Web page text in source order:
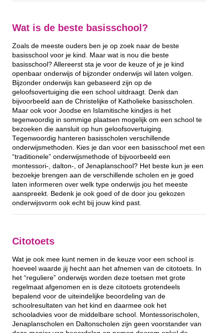
Wat is de beste basisschool?
Zoals de meeste ouders ben je op zoek naar de beste
basisschool voor je kind. Maar wat is nou die beste
basisschool? Allereerst sta je voor de keuze of je je kind
openbaar onderwijs of bijzonder onderwijs wil laten volgen.
Bijzonder onderwijs kan gebaseerd zijn op de
geloofsovertuiging die een school uitdraagt. Denk dan
bijvoorbeeld aan de Christelijke of Katholieke basisscholen.
Maar ook voor Joodse en Islamitische kindjes is het
tegenwoordig in sommige plaatsen mogelijk om een school te
bezoeken die aansluit op hun geloofsovertuiging.
Tegenwoordig hanteren basisscholen verschillende
onderwijsmethoden. Kies je dan voor een basisschool met een
“traditionele” onderwijsmethode of bijvoorbeeld een
montessori-, dalton-, of Jenaplanschool? Het beste kun je een
bezoekje brengen aan de verschillende scholen en je goed
laten informeren over welk type onderwijs jou het meeste
aanspreekt. Bedenk je ook goed of de door jou gekozen
onderwijsvorm ook echt bij jouw kind past.
Citotoets
Wat je ook mee kunt nemen in de keuze voor een school is
hoeveel waarde jij hecht aan het afnemen van de citotoets. In
het “reguliere” onderwijs worden deze toetsen met grote
regelmaat afgenomen en is deze citotoets grotendeels
bepalend voor de uiteindelijke beoordeling van de
schoolresultaten van het kind en daarmee ook het
schooladvies voor de middelbare school. Montessorischolen,
Jenaplanscholen en Daltonscholen zijn geen voorstander van